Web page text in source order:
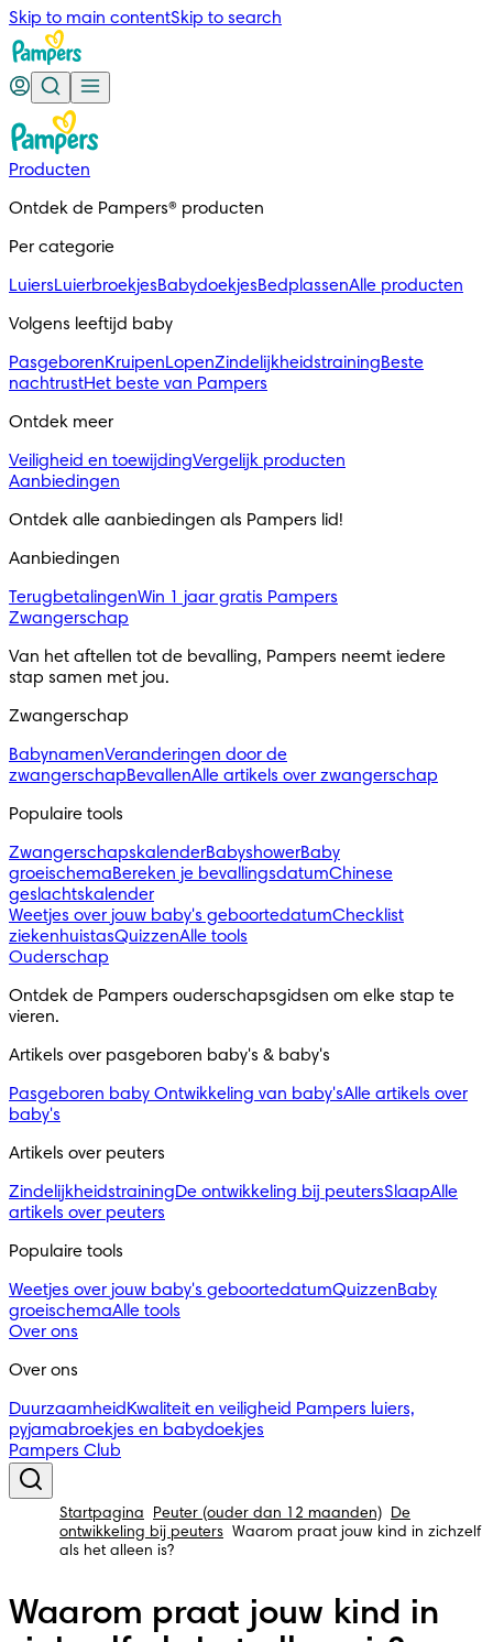
Skip to main contentSkip to search
Producten
Ontdek de Pampers® producten
Per categorie
LuiersLuierbroekjesBabydoekjesBedplassenAlle producten
Volgens leeftijd baby
PasgeborenKruipenLopenZindelijkheidstrainingBeste
nachtrustHet beste van Pampers
Ontdek meer
Veiligheid en toewijdingVergelijk producten
Aanbiedingen
Ontdek alle aanbiedingen als Pampers lid!
Aanbiedingen
TerugbetalingenWin 1 jaar gratis Pampers
Zwangerschap
Van het aftellen tot de bevalling, Pampers neemt iedere
stap samen met jou.
Zwangerschap
BabynamenVeranderingen door de
zwangerschapBevallenAlle artikels over zwangerschap
Populaire tools
ZwangerschapskalenderBabyshowerBaby
groeischemaBereken je bevallingsdatumChinese
geslachtskalender
Weetjes over jouw baby's geboortedatumChecklist
ziekenhuistasQuizzenAlle tools
Ouderschap
Ontdek de Pampers ouderschapsgidsen om elke stap te
vieren.
Artikels over pasgeboren baby's & baby's
Pasgeboren baby Ontwikkeling van baby'sAlle artikels over
baby's
Artikels over peuters
ZindelijkheidstrainingDe ontwikkeling bij peutersSlaapAlle
artikels over peuters
Populaire tools
Weetjes over jouw baby's geboortedatumQuizzenBaby
groeischemaAlle tools
Over ons
Over ons
Duurzaamheid Kwaliteit en veiligheid Pampers luiers,
pyjamabroekjes en babydoekjes
Pampers Club
Startpagina Peuter (ouder dan 12 maanden)
De
ontwikkeling bij peuters Waarom praat jouw kind in zichzelf
als het alleen is?
Waarom praat jouw kind in